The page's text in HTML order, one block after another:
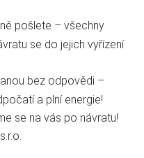
délku
131,83 Kč
Přijmout vše
o cookies
pošlete – všechny
se do jejich vyřízení
bez odpovědi –
a plní energie!
se na vás po návratu!